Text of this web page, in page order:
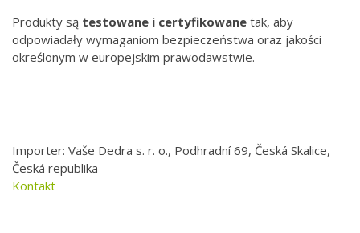
Produkty są testowane i certyfikowane tak, aby
odpowiadały wymaganiom bezpieczeństwa oraz jakości
określonym w europejskim prawodawstwie.
Importer: Vaše Dedra s. r. o., Podhradní 69, Česká Skalice,
Česká republika
Kontakt